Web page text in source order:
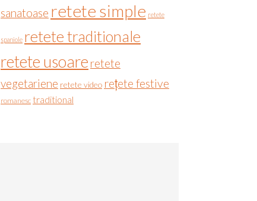
sanatoase retete simple retete
spaniole retete traditionale
retete usoare retete
vegetariene retete video rețete festive
romanesc traditional